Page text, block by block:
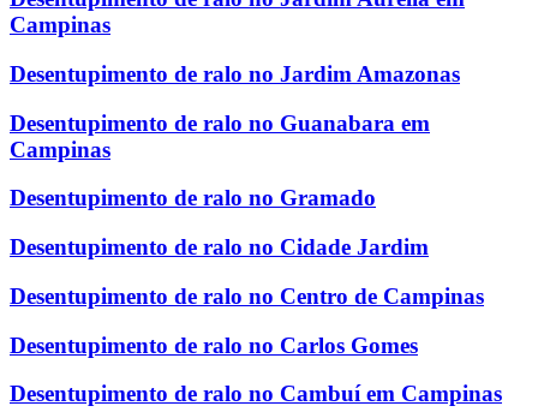
Campinas
Desentupimento de ralo no Jardim Amazonas
Desentupimento de ralo no Guanabara em
Campinas
Desentupimento de ralo no Gramado
Desentupimento de ralo no Cidade Jardim
Desentupimento de ralo no Centro de Campinas
Desentupimento de ralo no Carlos Gomes
Desentupimento de ralo no Cambuí em Campinas